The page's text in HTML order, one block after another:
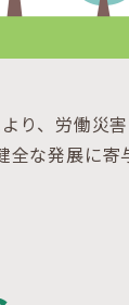
り、労働災害
な発展に寄